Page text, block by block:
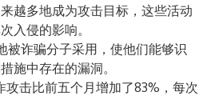
越多地成为攻击目标，这些活动
入侵的影响。
被诈骗分子采用，使他们能够识
施中存在的漏洞。
攻击比前五个月增加了83%，每次